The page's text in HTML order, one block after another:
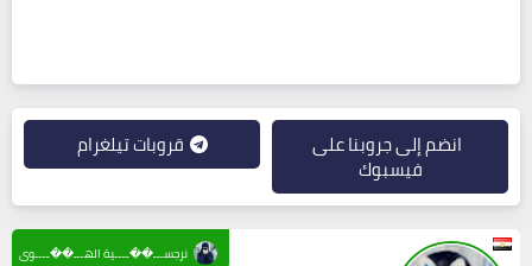
انضم إلى جروبنا على
فيسبوك
قروبات تيلغرام
نرجســـ��ــــية الهـــ��ــــوى